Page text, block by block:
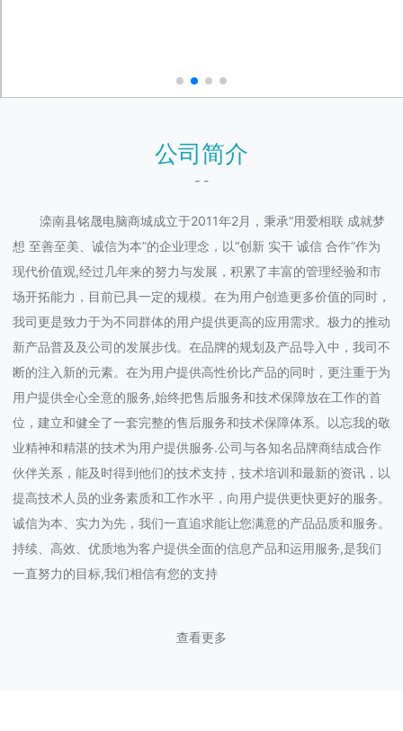
公司简介
- -
滦南县铭晟电脑商城成立于2011年2月，秉承“用爱相联 成就梦
想 至善至美、诚信为本”的企业理念，以“创新 实干 诚信 合作”作为
现代价值观,经过几年来的努力与发展，积累了丰富的管理经验和市
场开拓能力，目前已具一定的规模。在为用户创造更多价值的同时，
我司更是致力于为不同群体的用户提供更高的应用需求。极力的推动
新产品普及及公司的发展步伐。在品牌的规划及产品导入中，我司不
断的注入新的元素。在为用户提供高性价比产品的同时，更注重于为
用户提供全心全意的服务,始终把售后服务和技术保障放在工作的首
位，建立和健全了一套完整的售后服务和技术保障体系。以忘我的敬
业精神和精湛的技术为用户提供服务.公司与各知名品牌商结成合作
伙伴关系，能及时得到他们的技术支持，技术培训和最新的资讯，以
提高技术人员的业务素质和工作水平，向用户提供更快更好的服务。
诚信为本、实力为先，我们一直追求能让您满意的产品品质和服务。
持续、高效、优质地为客户提供全面的信息产品和运用服务,是我们
一直努力的目标,我们相信有您的支持
查看更多